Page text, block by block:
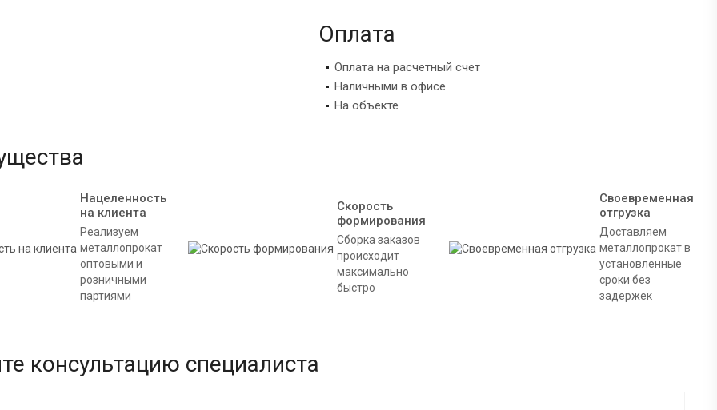
Оплата
Оплата на расчетный счет
Наличными в офисе
На объекте
Нацеленность
на клиента
Реализуем
металлопрокат
оптовыми и
розничными
партиями
Скорость
формирования
Сборка заказов
происходит
максимально
быстро
Своевременная
отгрузка
Доставляем
металлопрокат в
установленные
сроки без
задержек
консультацию специалиста